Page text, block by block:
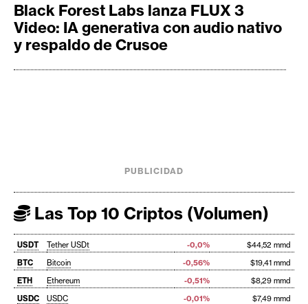
Black Forest Labs lanza FLUX 3
Video: IA generativa con audio nativo
y respaldo de Crusoe
PUBLICIDAD
Las Top 10 Criptos (Volumen)
USDT Tether USDt -0,0%
$44,52 mmd
BTC
Bitcoin -0,56%
$19,41 mmd
ETH
Ethereum -0,51%
$8,29 mmd
USDC
USDC -0,01%
$7,49 mmd